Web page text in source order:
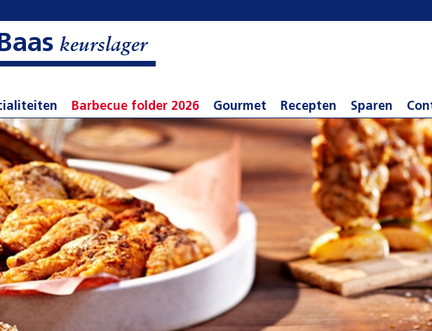
keurslager
Barbecue folder 2026 Gourmet Recepten Sparen